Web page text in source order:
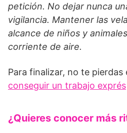
petición. No dejar nunca
vigilancia. Mantener las
alcance de niños y
corriente de aire.
Para finalizar, no te pierdas
conseguir un trabajo exprés
¿Quieres conocer más